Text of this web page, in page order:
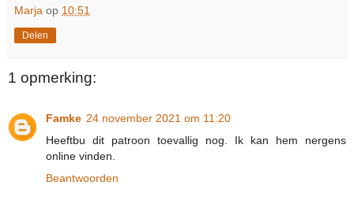
Marja op 10:51
Delen
1 opmerking:
Famke 24 november 2021 om 11:20
Heeftbu dit patroon toevallig nog. Ik kan hem nergens
online vinden.
Beantwoorden